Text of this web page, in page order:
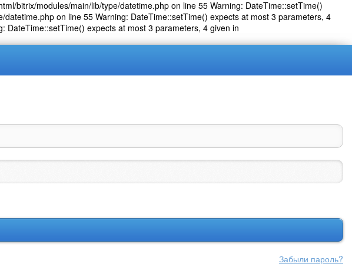
bitrix/modules/main/lib/type/datetime.php on line 55 Warning: DateTime::setTime()
on line 55 Warning: DateTime::setTime() expects at most 3 parameters, 4
DateTime::setTime() expects at most 3 parameters, 4 given in
Забыли пароль?